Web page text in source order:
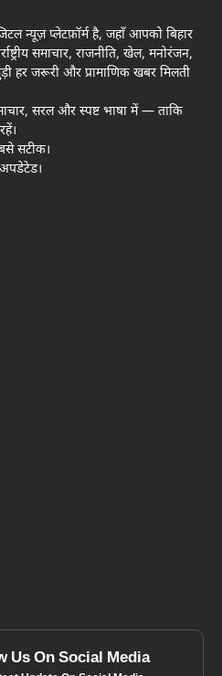
न्यूज़ प्लेटफ़ॉर्म है, जहाँ आपको बिहार
समाचार, राजनीति, खेल, मनोरंजन,
हर जरूरी और प्रामाणिक खबर मिलती
सरल और स्पष्ट भाषा में — ताकि
सटीक।
Us On Social Media